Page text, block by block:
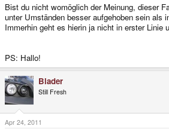
Bist du nicht womöglich der Meinung, dieser
unter Umständen besser aufgehoben sein als
Immerhin geht es hierin ja nicht in erster Linie
PS: Hallo!
Blader
Still Fresh
Apr 24, 2011